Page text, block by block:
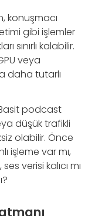
konuşmacı
gibi işlemler
sınırlı kalabilir.
veya
daha tutarlı
podcast
düşük trafikli
olabilir. Önce
işleme var mı,
verisi kalıcı mı